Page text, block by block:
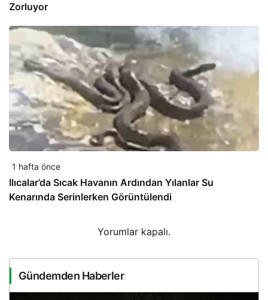
Zorluyor
1 hafta önce
Ilıcalar’da Sıcak Havanın Ardından Yılanlar Su
Kenarında Serinlerken Görüntülendi
Yorumlar kapalı.
Gündemden Haberler